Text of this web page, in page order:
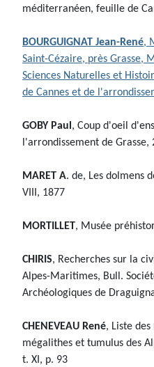
méditerranéen, feuille de
BOURGUIGNAT Jean-René,
Saint-Cézaire, près Grasse,
Sciences Naturelles et
de Cannes et de
GOBY Paul, Coup d'oeil
l'arrondissement de Grasse,
MARET A. de, Les dolmens
VIII, 1877
MORTILLET, Musée
CHIRIS, Recherches sur la
Alpes-Maritimes, Bull.
Archéologiques de
CHENEVEAU René, Liste
mégalithes et tumulus des
t. XI, p. 93